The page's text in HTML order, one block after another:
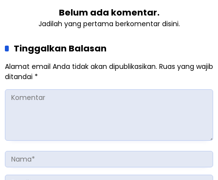
Belum ada komentar.
Jadilah yang pertama berkomentar disini.
Tinggalkan Balasan
Alamat email Anda tidak akan dipublikasikan. Ruas yang wajib
ditandai *